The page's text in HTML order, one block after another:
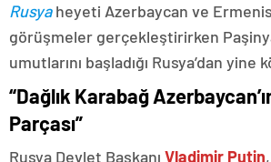
Rusyaheyeti Azerbaycan ve
görüşmeler gerçekleştirirken
umutlarını başladığı Rusya’dan yine
“Dağlık Karabağ
Parçası”
Rusya Devlet Başkanı Vladimir Putin